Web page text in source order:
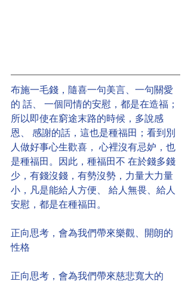
布施一毛錢，隨喜一句美言、一句關愛
的 話、 一個同情的安慰，都是在造福；
所以即使在窮途末路的時候，多說感
恩、 感謝的話，這也是種福田；看到別
人做好事心生歡喜， 心裡沒有忌妒，也
是種福田。因此，種福田不 在於錢多錢
少，有錢沒錢，有勢沒勢，力量大力量
小，凡是能給人方便、 給人無畏、給人
安慰，都是在種福田。
正向思考，會為我們帶來樂觀、開朗的
性格
正向思考，會為我們帶來慈悲寬大的